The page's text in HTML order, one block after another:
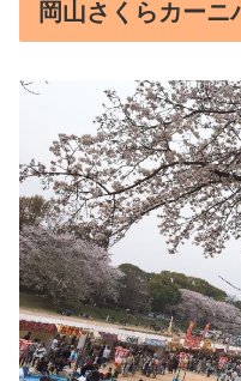
岡山さくらカーニ